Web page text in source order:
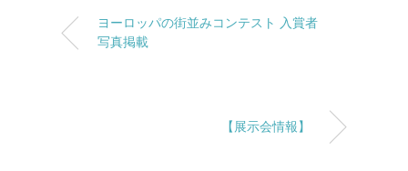
ヨーロッパの街並みコンテスト 入賞者
写真掲載
【展示会情報】